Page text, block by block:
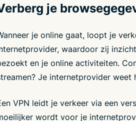
je
je online gaat, loopt je
waardoor zij
en je online activiteiten.
Je internetprovider weet
VPN leidt je verkeer via een
wordt voor je